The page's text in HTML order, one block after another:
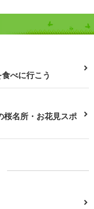
べに行こう
桜名所・お花見スポ